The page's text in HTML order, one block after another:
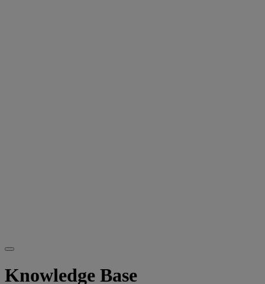
Knowledge Base